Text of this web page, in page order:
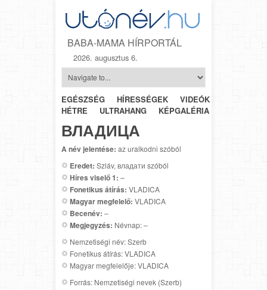
BABA-MAMA HÍRPORTÁL
2026. augusztus 6.
EGÉSZSÉG HÍRESSÉGEK VIDEÓK
HÉTRŐL-
HÉTRE
ULTRAHANG KÉPGALÉRIA
ВЛАДИЦА
A név jelentése: az uralkodni szóból
Eredet: Szláv, владати szóból
Híres viselő 1: –
Fonetikus átírás: VLADICA
Magyar megfelelő: VLADICA
Becenév: –
Megjegyzés: Névnap: –
Nemzetiségi név: Szerb
Fonetikus átírás: VLADICA
Magyar megfelelője: VLADICA
Forrás: Nemzetiségi nevek (Szerb)